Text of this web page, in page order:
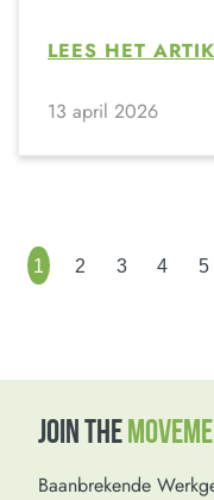
LEES HET
13 april 2026
1 2 3 4 5
JOIN THE
Baanbrekende